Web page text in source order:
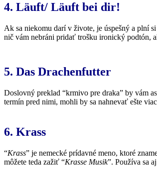
4. Läuft/ Läuft bei dir!
Ak sa niekomu darí v živote, je úspešný a plní
nič vám nebráni pridať trošku ironický podtón,
5. Das Drachenfutter
Doslovný preklad “krmivo pre draka” by vám
termín pred nimi, mohli by sa nahnevať ešte
6. Krass
“Krass” je nemecké prídavné meno, ktoré
môžete teda zažiť “Krasse Musik”. Používa sa